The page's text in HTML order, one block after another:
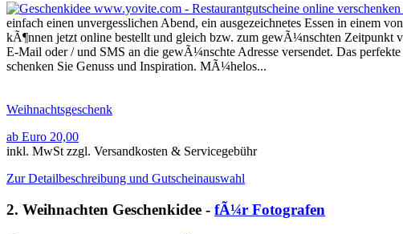
einfach einen unvergesslichen Abend, ein ausgezeichnetes Essen in einem
kÃ¶nnen jetzt online bestellt und gleich bzw. zum gewÃ¼nschten Zeitpunkt
E-Mail oder / und SMS an die gewÃ¼nschte Adresse versendet. Das
schenken Sie Genuss und Inspiration. MÃ¼helos...
Weihnachtsgeschenk
ab Euro 20,00
inkl. MwSt zzgl. Versandkosten & Servicegebühr
Zur Detailbeschreibung und Gutscheinauswahl
2. Weihnachten Geschenkidee - fÃ¼r Fotografen